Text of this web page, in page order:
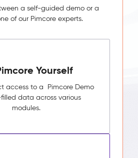
a self-guided demo or a
of our Pimcore experts.
Yourself
access to a Pimcore Demo
data across various
modules.